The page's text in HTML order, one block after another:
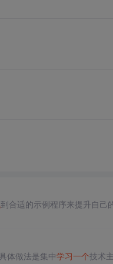
到合适的示例程序来提升自己
体做法是集中学习一个技术